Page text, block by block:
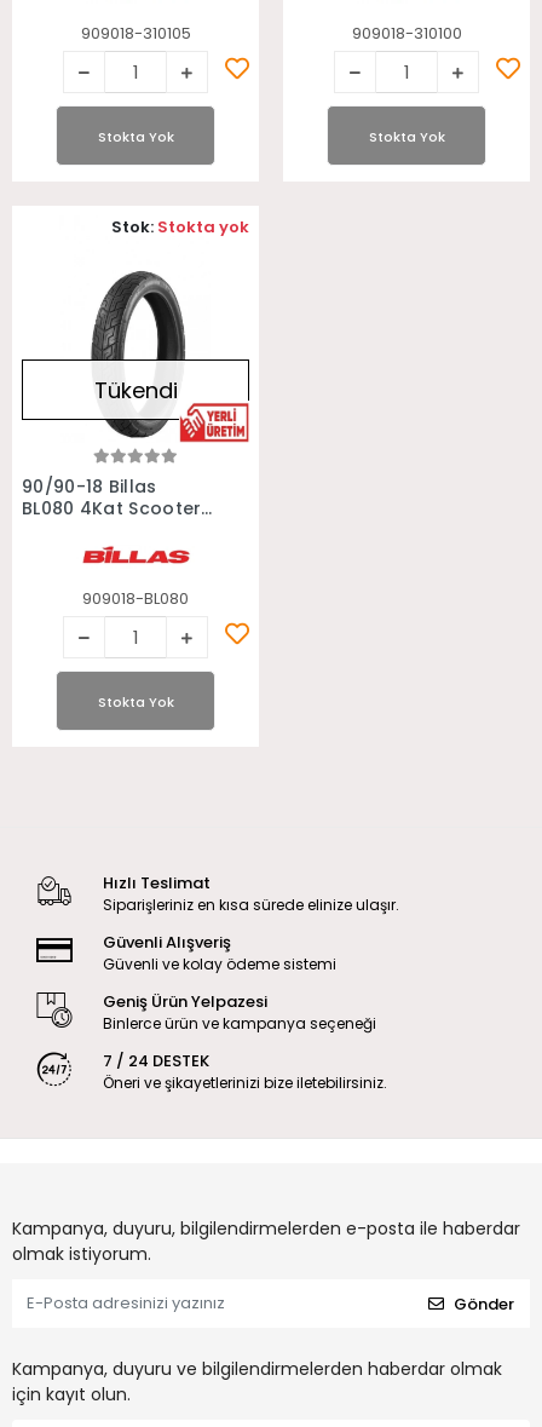
909018-310105
Stokta Yok
909018-310100
Stokta Yok
Stokta Yok
Tükendi
90/90-18 Billas
BL080 4Kat Scooter
909018-BL080
Stok: Stokta yok
Stokta Yok
Hızlı Teslimat
Siparişleriniz en kısa sürede elinize ulaşır.
Güvenli Alışveriş
Güvenli ve kolay ödeme sistemi
Geniş Ürün Yelpazesi
Binlerce ürün ve kampanya seçeneği
7 / 24 DESTEK
Öneri ve şikayetlerinizi bize iletebilirsiniz.
Kampanya, duyuru, bilgilendirmelerden e-posta ile haberdar
olmak istiyorum.
Gönder
Kampanya, duyuru ve bilgilendirmelerden haberdar olmak
için kayıt olun.